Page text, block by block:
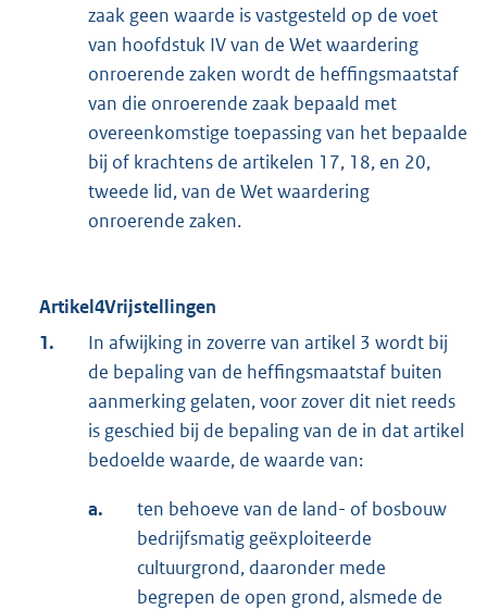
zaak geen waarde is vastgesteld op de voet
van hoofdstuk IV van de Wet waardering
onroerende zaken wordt de heffingsmaatstaf
van die onroerende zaak bepaald met
overeenkomstige toepassing van het bepaalde
bij of krachtens de artikelen 17, 18, en 20,
tweede lid, van de Wet waardering
onroerende zaken.
Artikel4Vrijstellingen
1.
In afwijking in zoverre van artikel 3 wordt bij
de bepaling van de heffingsmaatstaf buiten
aanmerking gelaten, voor zover dit niet reeds
is geschied bij de bepaling van de in dat artikel
bedoelde waarde, de waarde van:
a.
ten behoeve van de land- of bosbouw
bedrijfsmatig geëxploiteerde
cultuurgrond, daaronder mede
begrepen de open grond, alsmede de